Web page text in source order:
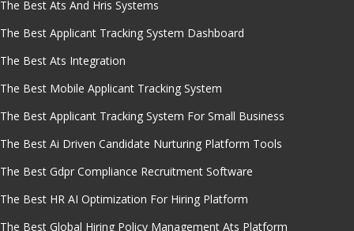
The Best Ats And Hris Systems
The Best Applicant Tracking System Dashboard
The Best Ats Integration
The Best Mobile Applicant Tracking System
The Best Applicant Tracking System For Small Business
The Best Ai Driven Candidate Nurturing Platform Tools
The Best Gdpr Compliance Recruitment Software
The Best HR AI Optimization For Hiring Platform
The Best Global Hiring Policy Management Ats Platform